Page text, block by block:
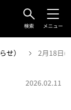
検索 メニュー
せ） 2月18日(
2026.02.11